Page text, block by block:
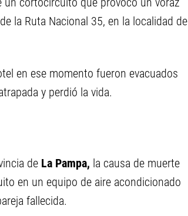
la Ruta Nacional 35, en la localidad de
en ese momento fueron evacuados
y perdió la vida.
de La Pampa, la causa de muerte
en un equipo de aire acondicionado
fallecida.